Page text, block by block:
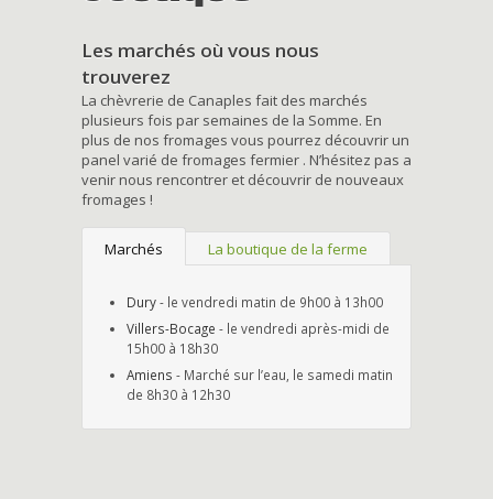
Les marchés où vous nous
trouverez
La chèvrerie de Canaples fait des marchés
plusieurs fois par semaines de la Somme. En
plus de nos fromages vous pourrez découvrir un
panel varié de fromages fermier . N’hésitez pas a
venir nous rencontrer et découvrir de nouveaux
fromages !
Marchés La boutique de la ferme
Dury- le vendredi matin de 9h00 à 13h00
Villers-Bocage - le vendredi après-midi de
15h00 à 18h30
Amiens - Marché sur l’eau, le samedi matin
de 8h30 à 12h30